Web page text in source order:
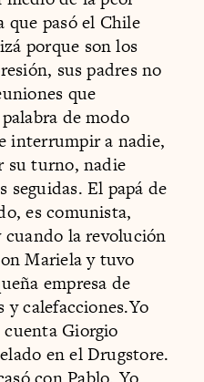
que pasó el Chile
porque son los
sus padres no
que
de modo
interrumpir a nadie,
su turno, nadie
seguidas. El papá de
es comunista,
la revolución
Mariela y tuvo
empresa de
calefacciones.Yo
cuenta Giorgio
en el Drugstore.